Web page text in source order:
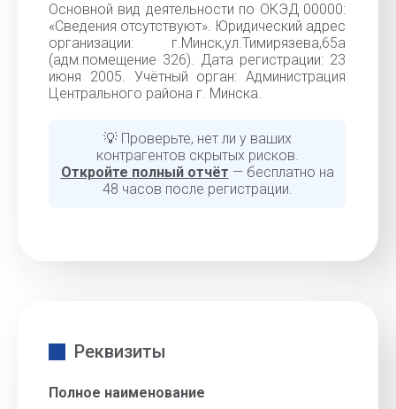
Основной вид деятельности по ОКЭД 00000:
«Cведения отсутствуют». Юридический адрес
организации: г.Минск,ул.Тимирязева,65а
(адм.помещение 326). Дата регистрации: 23
июня 2005. Учётный орган: Администрация
Центрального района г. Минска.
💡 Проверьте, нет ли у ваших
контрагентов скрытых рисков.
Откройте полный отчёт — бесплатно на
48 часов после регистрации.
Реквизиты
Полное наименование